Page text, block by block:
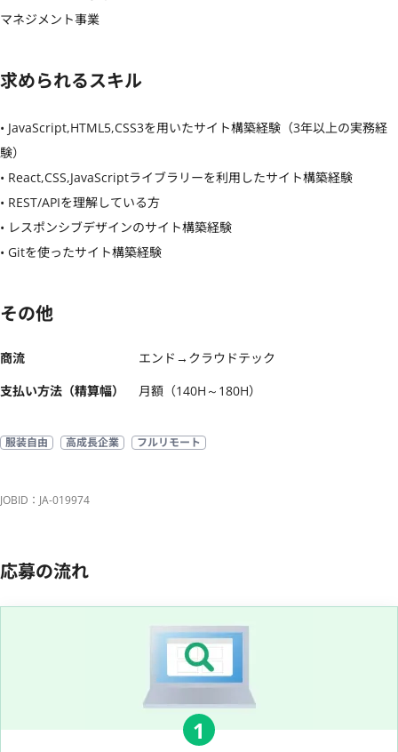
マネジメント事業
求められるスキル
• JavaScript,HTML5,CSS3を用いたサイト構築経験（3年以上の実務経
験）
• React,CSS,JavaScriptライブラリーを利用したサイト構築経験
• REST/APIを理解している方
• レスポンシブデザインのサイト構築経験
• Gitを使ったサイト構築経験
その他
商流
エンド→クラウドテック
支払い方法（精算幅）
月額（140H～180H）
服装自由 高成長企業 フルリモート
JOBID：JA-019974
応募の流れ
1